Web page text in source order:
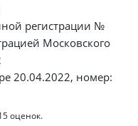
регистрации №
Московского
20.04.2022, номер:
оценок.